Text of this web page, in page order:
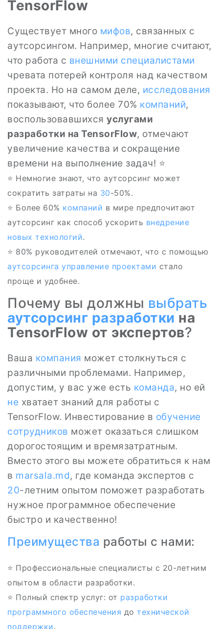
TensorFlow
Существует много мифов, связанных с
аутсорсингом. Например, многие считают,
что работа с внешними специалистами
чревата потерей контроля над качеством
проекта. Но на самом деле, исследования
показывают, что более 70% компаний,
воспользовавшихся услугами
разработки на TensorFlow, отмечают
увеличение качества и сокращение
времени на выполнение задач! ⭐
⭐ Немногие знают, что аутсорсинг может
сократить затраты на 30-50%.
⭐ Более 60% компаний в мире предпочитают
аутсорсинг как способ ускорить внедрение
новых технологий.
⭐ 80% руководителей отмечают, что с помощью
аутсорсинга управление проектами стало
проще и удобнее.
Почему вы должны выбрать
аутсорсинг разработки на
TensorFlow от экспертов?
Ваша компания может столкнуться с
различными проблемами. Например,
допустим, у вас уже есть команда, но ей
не хватает знаний для работы с
TensorFlow. Инвестирование в обучение
сотрудников может оказаться слишком
дорогостоящим и времязатратным.
Вместо этого вы можете обратиться к нам
в marsala.md, где команда экспертов с
20-летним опытом поможет разработать
нужное программное обеспечение
быстро и качественно!
Преимущества работы с нами:
⭐ Профессиональные специалисты с 20-летним
опытом в области разработки.
⭐️ Полный спектр услуг: от разработки
программного обеспечения до технической
поддержки.